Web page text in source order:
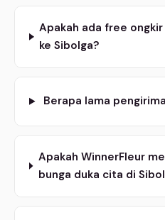
Apakah ada free
ke Sibolga?
Berapa lama
Apakah WinnerFleur
bunga duka cita di